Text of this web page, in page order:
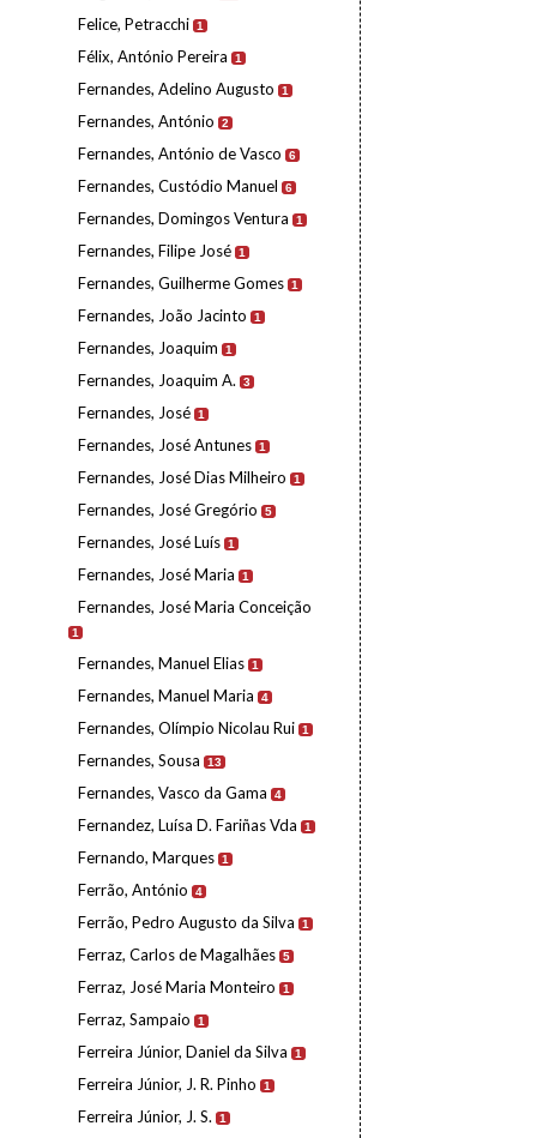
Felice, Petracchi 1
Félix, António Pereira 1
Fernandes, Adelino Augusto 1
Fernandes, António 2
Fernandes, António de Vasco 6
Fernandes, Custódio Manuel 6
Fernandes, Domingos Ventura 1
Fernandes, Filipe José 1
Fernandes, Guilherme Gomes 1
Fernandes, João Jacinto 1
Fernandes, Joaquim 1
Fernandes, Joaquim A. 3
Fernandes, José 1
Fernandes, José Antunes 1
Fernandes, José Dias Milheiro 1
Fernandes, José Gregório 5
Fernandes, José Luís 1
Fernandes, José Maria 1
Fernandes, José Maria Conceição
1
Fernandes, Manuel Elias 1
Fernandes, Manuel Maria 4
Fernandes, Olímpio Nicolau Rui 1
Fernandes, Sousa 13
Fernandes, Vasco da Gama 4
Fernandez, Luísa D. Fariñas Vda 1
Fernando, Marques 1
Ferrão, António 4
Ferrão, Pedro Augusto da Silva 1
Ferraz, Carlos de Magalhães 5
Ferraz, José Maria Monteiro 1
Ferraz, Sampaio 1
Ferreira Júnior, Daniel da Silva 1
Ferreira Júnior, J. R. Pinho 1
Ferreira Júnior, J. S. 1